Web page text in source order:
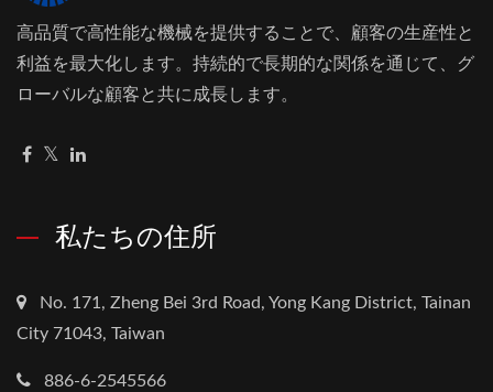
高品質で高性能な機械を提供することで、顧客の生産性と
利益を最大化します。持続的で長期的な関係を通じて、グ
ローバルな顧客と共に成長します。
私たちの住所
No. 171, Zheng Bei 3rd Road, Yong Kang District, Tainan
City 71043, Taiwan
886-6-2545566